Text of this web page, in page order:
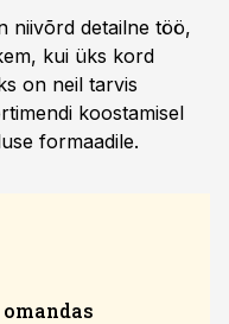
niivõrd detailne töö,
kui üks kord
on neil tarvis
koostamisel
formaadile.